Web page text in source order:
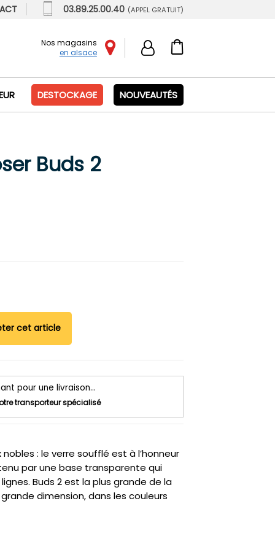
03.89.25.00.40 (APPEL GRATUIT)
Nos magasins
en alsace
DESTOCKAGE NOUVEAUTÉS
Buds 2
cet article
pour une livraison...
transporteur spécialisé
: le verre soufflé est à l’honneur
par une base transparente qui
Buds 2 est la plus grande de la
dimension, dans les couleurs